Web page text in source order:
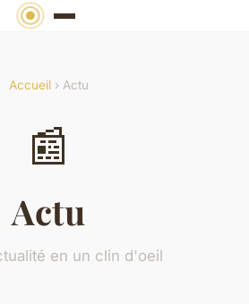
Accueil› Actu
📰
Actu
en un clin d'oeil